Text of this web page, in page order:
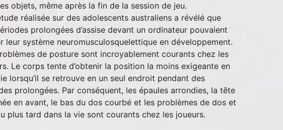
objets, même après la fin de la session de jeu.
réalisée sur des adolescents australiens a révélé que
prolongées d’assise devant un ordinateur pouvaient
leur système neuromusculosquelettique en développement.
de posture sont incroyablement courants chez les
Le corps tente d’obtenir la position la moins exigeante en
lorsqu’il se retrouve en un seul endroit pendant des
prolongées. Par conséquent, les épaules arrondies, la tête
en avant, le bas du dos courbé et les problèmes de dos et
plus tard dans la vie sont courants chez les joueurs.